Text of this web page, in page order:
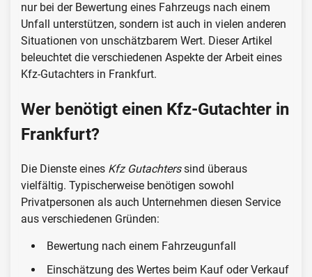
nur bei der Bewertung eines Fahrzeugs nach einem
Unfall unterstützen, sondern ist auch in vielen anderen
Situationen von unschätzbarem Wert. Dieser Artikel
beleuchtet die verschiedenen Aspekte der Arbeit eines
Kfz-Gutachters in Frankfurt.
Wer benötigt einen Kfz-Gutachter in
Frankfurt?
Die Dienste eines Kfz Gutachterssind überaus
vielfältig. Typischerweise benötigen sowohl
Privatpersonen als auch Unternehmen diesen Service
aus verschiedenen Gründen:
Bewertung nach einem Fahrzeugunfall
Einschätzung des Wertes beim Kauf oder Verkauf